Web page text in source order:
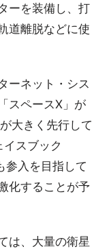
ーを装備し、打
道離脱などに使
ーネット・シス
スペースX」が
大きく先行して
スブック
入を目指して
化することが予
は、大量の衛星